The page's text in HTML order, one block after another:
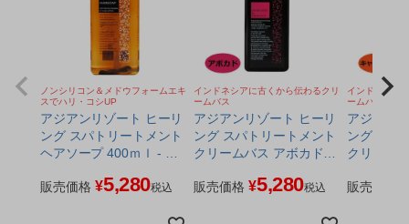
ノンシリコン＆メドウフォームエキ
スでハリ・コシUP
アジアンリゾート ヒーリ
ング スパトリートメント
ヘアソープ 400ｍｌ - ウ
販売価格 ¥5,280税込
インドネシアに古くから伝わるクリ
ームバス
アジアンリゾート ヒーリ
ング スパトリートメント
クリームバス アボカド
ーション
販売価格 ¥5,280税込
インドネシア
ームバス
アジアン
ング スパ
クリーム
ーション
販売価格